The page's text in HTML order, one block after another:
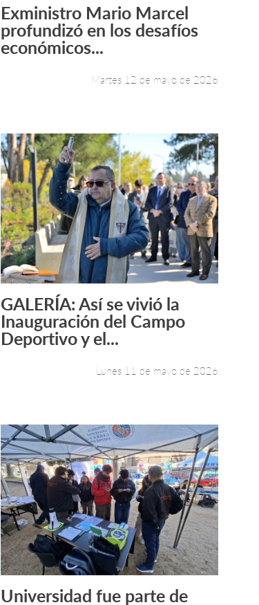
Leer más +
Exministro Mario Marcel
profundizó en los desafíos
económicos...
Martes 12 de mayo de 2026
Leer más +
GALERÍA: Así se vivió la
Inauguración del Campo
Deportivo y el...
Lunes 11 de mayo de 2026
Universidad fue parte de